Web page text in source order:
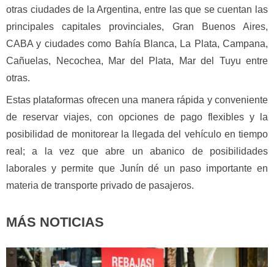
otras ciudades de la Argentina, entre las que se cuentan las
principales capitales provinciales, Gran Buenos Aires,
CABA у ciudades como Bahía Blanca, La Plata, Campana,
Cañuelas, Necochea, Mar del Plata, Mar del Tuyu entre
otras.
Estas plataformas ofrecen una manera rápida y conveniente
de reservar viajes, con opciones de pago flexibles y la
posibilidad de monitorear la llegada del vehículo en tiempo
real; a la vez que abre un abanico de posibilidades
laborales y permite que Junín dé un paso importante en
materia de transporte privado de pasajeros.
MÁS NOTICIAS